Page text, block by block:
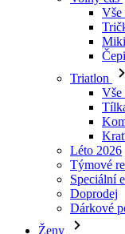
Triatlon
Vše
Léto 2026
Týmové
Speciální
Doprodej
Dárkové
Ženy
Vše v
Cyklistika
Vše